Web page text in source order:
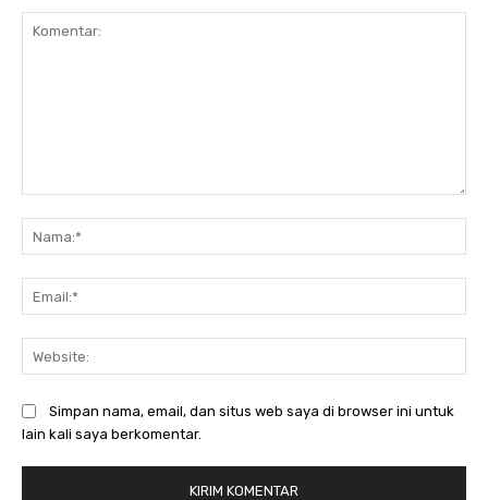
Simpan nama, email, dan situs web saya di browser ini untuk
lain kali saya berkomentar.